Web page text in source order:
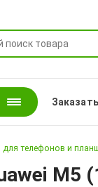
для телефонов и
M5